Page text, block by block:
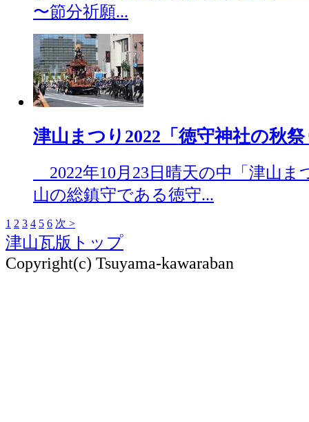
〜節分祈願...
津山まつり2022「徳守神社の秋祭
2022年10月23日晴天の中「津山ま
山の総鎮守である徳守...
1 2 3 4 5 6 次 >
津山瓦版トップ
Copyright(c) Tsuyama-kawaraban